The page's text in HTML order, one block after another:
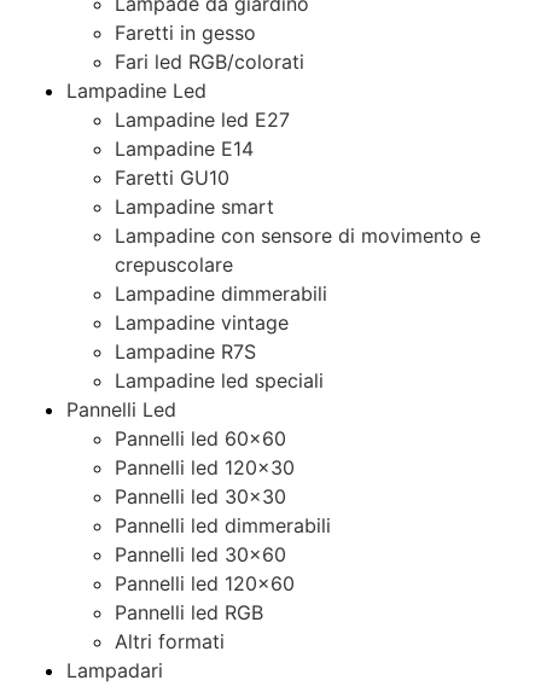
Faretti in gesso
Fari led RGB/colorati
Lampadine Led
Lampadine led E27
Lampadine E14
Faretti GU10
Lampadine smart
Lampadine con sensore di movimento e
crepuscolare
Lampadine dimmerabili
Lampadine vintage
Lampadine R7S
Lampadine led speciali
Pannelli Led
Pannelli led 60×60
Pannelli led 120×30
Pannelli led 30×30
Pannelli led dimmerabili
Pannelli led 30×60
Pannelli led 120×60
Pannelli led RGB
Altri formati
Lampadari